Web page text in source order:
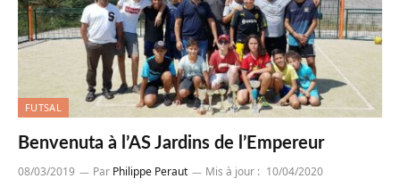
FUTSAL
Benvenuta à l’AS Jardins de l’Empereur
08/03/2019 Par Philippe Peraut Mis à jour : 10/04/2020